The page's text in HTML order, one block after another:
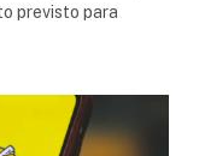
previsto para